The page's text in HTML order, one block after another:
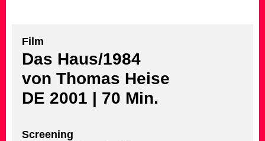
Film
Das Haus/1984
von Thomas Heise
DE 2001 | 70 Min.
Screening